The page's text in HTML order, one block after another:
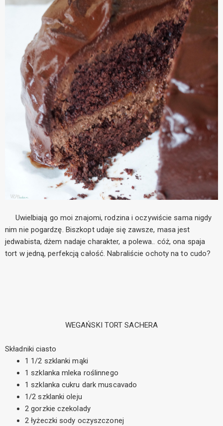
Uwielbiają go moi znajomi, rodzina i oczywiście sama nigdy
nim nie pogardzę. Biszkopt udaje się zawsze, masa jest
jedwabista, dżem nadaje charakter, a polewa.. cóż, ona spaja
tort w jedną, perfekcją całość. Nabraliście ochoty na to cudo?
WEGAŃSKI TORT SACHERA
Składniki ciasto
1 1/2 szklanki mąki
1 szklanka mleka roślinnego
1 szklanka cukru dark muscavado
1/2 szklanki oleju
2 gorzkie czekolady
2 łyżeczki sody oczyszczonej